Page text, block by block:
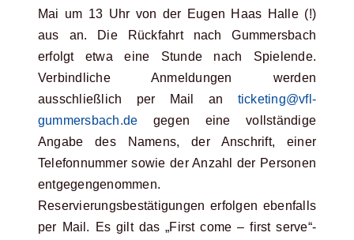
Mai um 13 Uhr von der Eugen Haas Halle (!)
aus an. Die Rückfahrt nach Gummersbach
erfolgt etwa eine Stunde nach Spielende.
Verbindliche Anmeldungen werden
ausschließlich per Mail an ticketing@vfl-
gummersbach.de gegen eine vollständige
Angabe des Namens, der Anschrift, einer
Telefonnummer sowie der Anzahl der Personen
entgegengenommen.
Reservierungsbestätigungen erfolgen ebenfalls
per Mail. Es gilt das „First come – first serve“-